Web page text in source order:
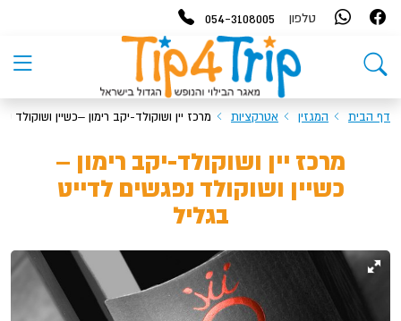
טלפון 054-3108005
דף הבית המגזין אטרקציות מרכז יין ושוקולד-יקב רימון –כשיין ושוקולד
מרכז יין ושוקולד-יקב רימון –
כשיין ושוקולד נפגשים לדייט
בגליל